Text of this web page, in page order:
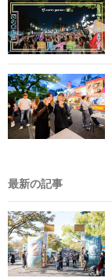
最新の記事